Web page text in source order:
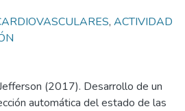
, ACTIVIDAD
(2017). Desarrollo de un
automática del estado de las